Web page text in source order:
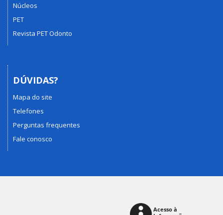
Núcleos
PET
Revista PET Odonto
DÚVIDAS?
Mapa do site
Telefones
Perguntas frequentes
Fale conosco